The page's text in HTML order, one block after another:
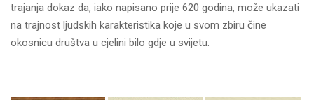
trajanja dokaz da, iako napisano prije 620 godina, može ukazati
na trajnost ljudskih karakteristika koje u svom zbiru čine
okosnicu društva u cjelini bilo gdje u svijetu.